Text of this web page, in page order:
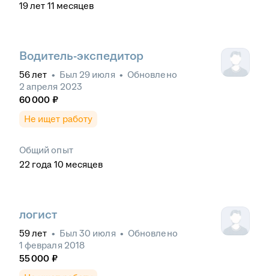
19лет 11 месяцев
Водитель-экспедитор
56лет • Был 29 июля • Обновлено
2 апреля 2023
60 000 ₽
Не ищет работу
Общий опыт
22 года 10 месяцев
логист
59лет • Был 30 июля • Обновлено
1 февраля 2018
55 000 ₽